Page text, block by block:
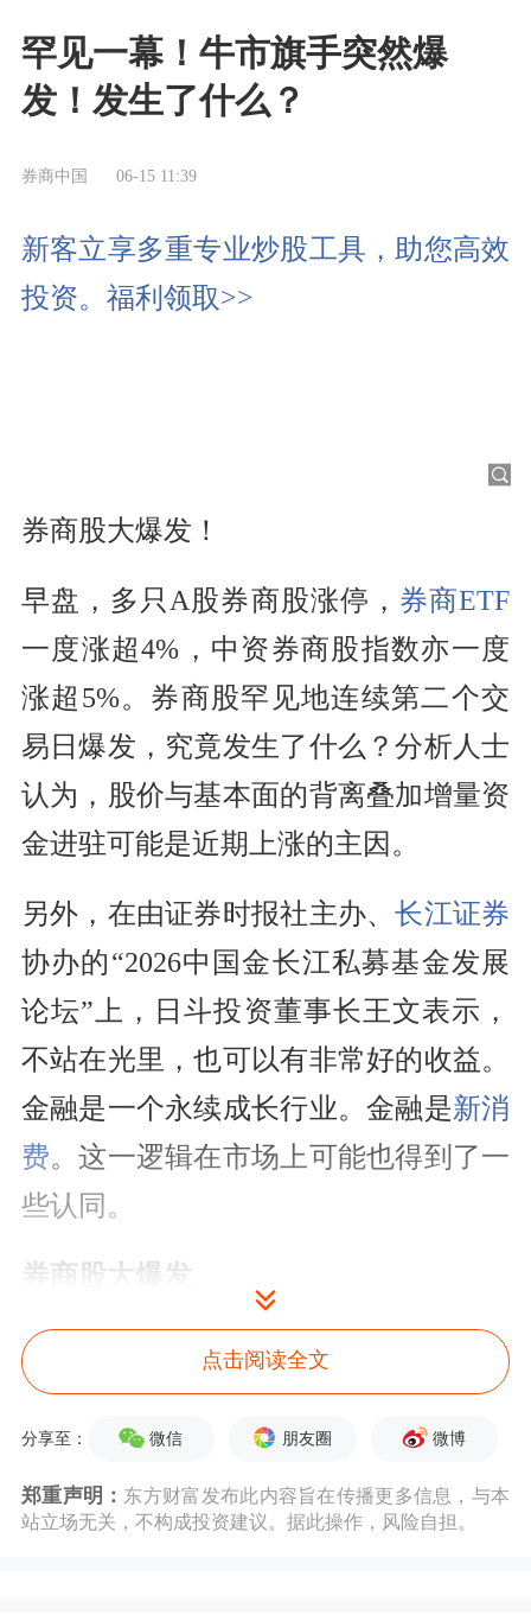
罕见一幕！牛市旗手突然爆
发！发生了什么？
券商中国 06-15 11:39
新客立享多重专业炒股工具，助您高效
投资。福利领取>>
券商股大爆发！
早盘，多只A股券商股涨停， 券商ETF
一度涨超4%，中资券商股指数亦一度
涨超5%。券商股罕见地连续第二个交
易日爆发，究竟发生了什么？分析人士
认为，股价与基本面的背离叠加增量资
金进驻可能是近期上涨的主因。
另外，在由证券时报社主办、长江证券
协办的“2026中国金长江私募基金发展
论坛”上，日斗投资董事长王文表示，
不站在光里，也可以有非常好的收益。
金融是一个永续成长行业。金融是新消
费。这一逻辑在市场上可能也得到了一
些认同。
券商股大爆发
6月15日早盘，大金融板块延续涨势，
中银证券2连板，南华期货直线涨停，
瑞达期货、华安证券 、长江证券、财达
证券、 广发证券、永安期货跟涨，
证券
ETF一度飙升超4%。
点击阅读全文
分享至： 微信 朋友圈 微博
郑重声明： 东方财富发布此内容旨在传播更多信息，与本
站立场无关，不构成投资建议。据此操作，风险自担。